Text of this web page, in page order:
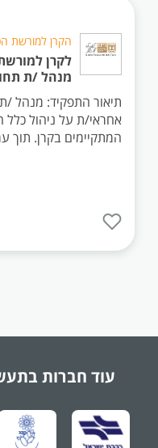
הקרן למורשת
לקרן
מנהל /ת
תיאור התפקיד: מנהל /
אחראי/ת על ניהול כלל
המתקיימים בקרן. תוך
עוד חברות